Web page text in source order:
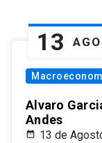
13 AGO
Alvaro
Andes
13 de